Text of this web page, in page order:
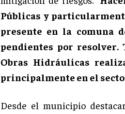
Públicas y
presente en la comuna
pendientes por resolver.
Obras Hidráulicas
principalmente en el
Desde el municipio